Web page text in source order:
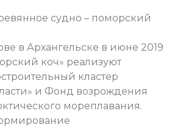
судно – поморский
в Архангельске в июне 2019
коч» реализуют
кластер
и Фонд возрождения
мореплавания.